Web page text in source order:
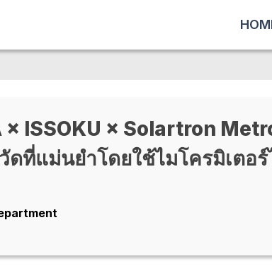
× ISSOKU × Solartron
ดที่แม่นยำโดยใช้ไมโครมิเตอ